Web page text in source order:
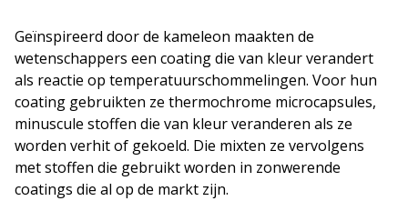
Geïnspireerd door de kameleon maakten de
wetenschappers een coating die van kleur verandert
als reactie op temperatuurschommelingen. Voor hun
coating gebruikten ze thermochrome microcapsules,
minuscule stoffen die van kleur veranderen als ze
worden verhit of gekoeld. Die mixten ze vervolgens
met stoffen die gebruikt worden in zonwerende
coatings die al op de markt zijn.